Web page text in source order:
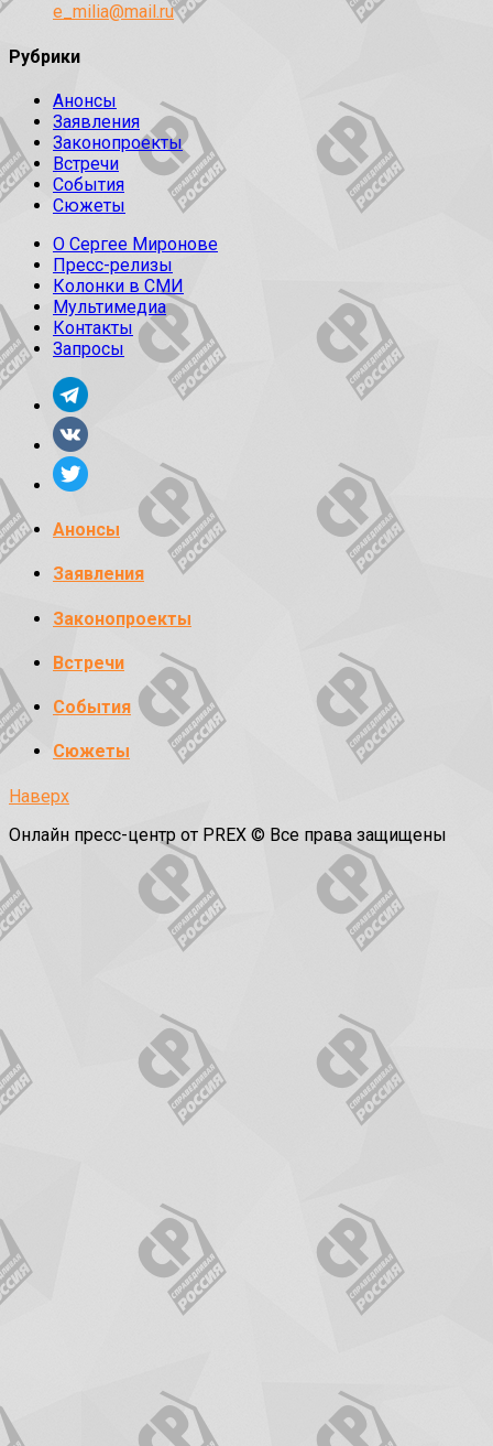
e_milia@mail.ru
Рубрики
Анонсы
Заявления
Законопроекты
Встречи
События
Сюжеты
О Сергее Миронове
Пресс-релизы
Колонки в СМИ
Мультимедиа
Контакты
Запросы
Анонсы
Заявления
Законопроекты
Встречи
События
Сюжеты
Наверх
Онлайн пресс-центр от PREX © Все права защищены